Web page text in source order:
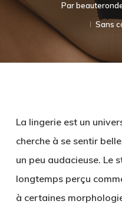
Par
Sans
La lingerie est un
cherche à se sentir
un peu audacieuse. Le
longtemps perçu
à certaines